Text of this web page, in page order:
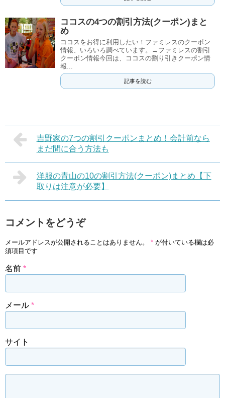
ココスの4つの割引方法(クーポン)まと
め
ココスをお得に利用したい！ファミレスのクーポン
情報、いろいろ調べています。→ファミレスの割引
クーポン情報今回は、ココスの割り引きクーポン情
報...
記事を読む
吉野家の7つの割引クーポンまとめ！会計前なら
まだ間に合う方法も
洋服の青山の10の割引方法(クーポン)まとめ【下
取りは注意が必要】
コメントをどうぞ
メールアドレスが公開されることはありません。 * が付いている欄は必
須項目です
名前 *
メール *
サイト